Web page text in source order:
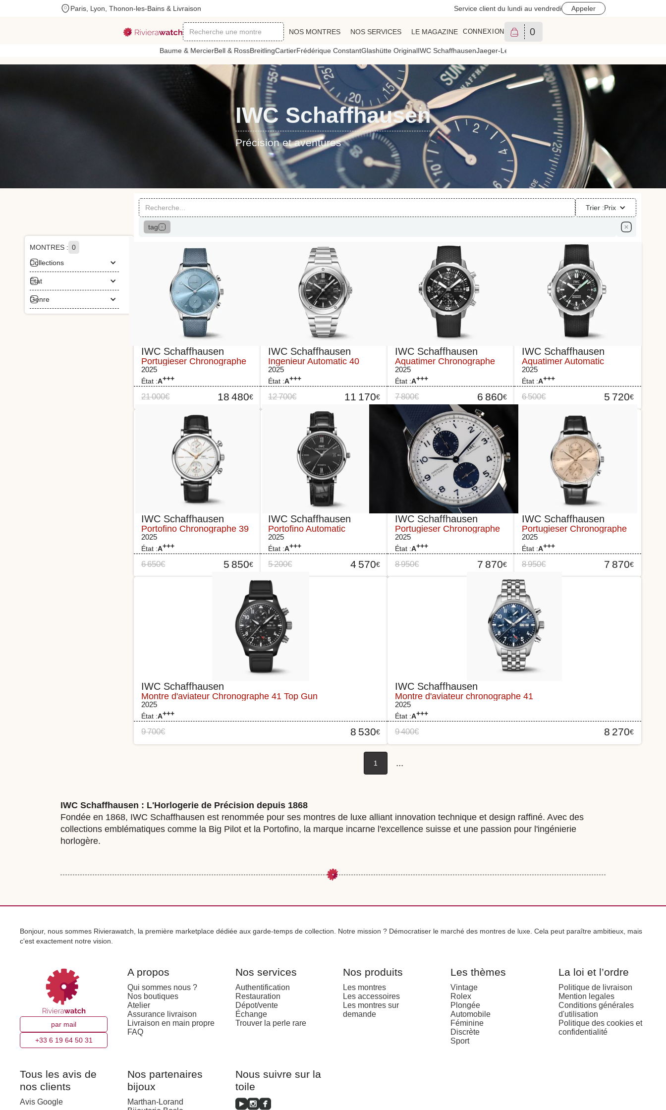
Paris, Lyon, Thonon-les-Bains & Livraison Service client du lundi au vendredi Appeler
NOS MONTRES NOS SERVICES LE MAGAZINE CONNEXION 0
Baume & MercierBell & RossBreitlingCartierFrédérique ConstantGlashütte OriginalIWC SchaffhausenJaeger-LeCoultre
IWC Schaffhausen
Précision et aventures
MONTRES : 0
Collections
État
Genre
Trier :Prix
tag
IWC Schaffhausen
Portugieser Chronographe
2025
État :A+++
21 000€ 18 480€
IWC Schaffhausen
Ingenieur Automatic 40
2025
État :A+++
12 700€ 11 170€
IWC Schaffhausen
Aquatimer Chronographe
2025
État :A+++
7 800€ 6 860€
IWC Schaffhausen
Aquatimer Automatic
2025
État :A+++
6 500€ 5 720€
IWC Schaffhausen
Portofino Chronographe 39
2025
État :A+++
6 650€ 5 850€
IWC Schaffhausen
Portofino Automatic
2025
État :A+++
5 200€ 4 570€
IWC Schaffhausen
Portugieser Chronographe
2025
État :A+++
8 950€ 7 870€
IWC Schaffhausen
Portugieser Chronographe
2025
État :A+++
8 950€ 7 870€
IWC Schaffhausen
Montre d'aviateur Chronographe 41 Top Gun
2025
État :A+++
9 700€ 8 530€
IWC Schaffhausen
Montre d'aviateur chronographe 41
2025
État :A+++
9 400€ 8 270€
1 ...
IWC Schaffhausen : L'Horlogerie de Précision depuis 1868
Fondée en 1868, IWC Schaffhausen est renommée pour ses montres de luxe alliant innovation technique et design raffiné. Avec des
collections emblématiques comme la Big Pilot et la Portofino, la marque incarne l'excellence suisse et une passion pour l'ingénierie
horlogère.
Bonjour, nous sommes Rivierawatch, la première marketplace dédiée aux garde-temps de collection. Notre mission ? Démocratiser le marché des montres de luxe. Cela peut paraître ambitieux, mais
c'est exactement notre vision.
par mail
+33 6 19 64 50 31
A propos
Qui sommes nous ?
Nos boutiques
Atelier
Assurance livraison
Livraison en main propre
FAQ
Nos services
Authentification
Restauration
Dépot/vente
Échange
Trouver la perle rare
Nos produits
Les montres
Les accessoires
Les montres sur
demande
Les thèmes
Vintage
Rolex
Plongée
Automobile
Féminine
Discrète
Sport
La loi et l’ordre
Politique de livraison
Mention legales
Conditions générales
d'utilisation
Politique des cookies et
confidentialité
Tous les avis de
nos clients
Avis Google
Nos partenaires
bijoux
Marthan-Lorand
Nous suivre sur la
toile